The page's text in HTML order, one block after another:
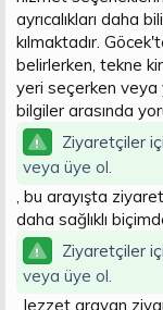
ayrıcalıkları daha
kılmaktadır.
belirlerken, tekne
yeri seçerken veya
bilgiler arasında
Ziyaretçiler
veya üye ol.
, bu arayışta
daha sağlıklı
Ziyaretçiler
veya üye ol.
, lezzet arayan